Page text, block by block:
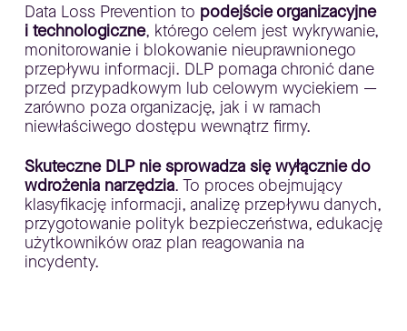
Data Loss Prevention to podejście organizacyjne
i technologiczne, którego celem jest wykrywanie,
monitorowanie i blokowanie nieuprawnionego
przepływu informacji. DLP pomaga chronić dane
przed przypadkowym lub celowym wyciekiem —
zarówno poza organizację, jak i w ramach
niewłaściwego dostępu wewnątrz firmy.
Skuteczne DLP nie sprowadza się wyłącznie do
wdrożenia narzędzia. To proces obejmujący
klasyfikację informacji, analizę przepływu danych,
przygotowanie polityk bezpieczeństwa, edukację
użytkowników oraz plan reagowania na
incydenty.